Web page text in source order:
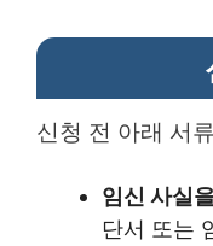
신청 전 아래 서
임신 사실
단서 또는